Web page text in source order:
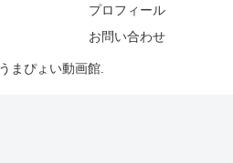
プロフィール
お問い合わせ
まぴょい動画館.